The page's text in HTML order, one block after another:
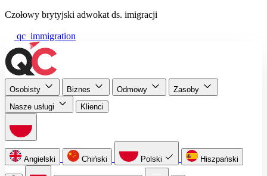
Czołowy brytyjski adwokat ds. imigracji
qc_immigration
Osobisty Biznes Odmowy
Zasoby
Nasze usługi
Klienci
Angielski Chiński Polski Hiszpański